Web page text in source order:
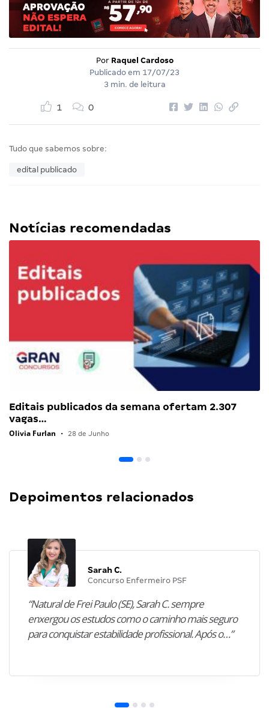
Por Raquel Cardoso
Publicado em 17/07/23
3 min. de leitura
1 0
Tudo que sabemos sobre:
edital publicado
Notícias recomendadas
Editais publicados da semana ofertam 2.307
vagas…
Olivia Furlan • 28 de Junho
Depoimentos relacionados
Sarah C.
Concurso Enfermeiro PSF
“Natural de Frei Paulo (SE), Sarah C. sempre
enxergou os estudos como o caminho mais seguro
para conquistar estabilidade profissional. Após o…”